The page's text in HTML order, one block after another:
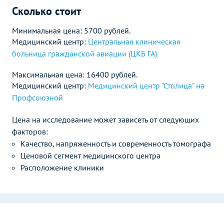
Сколько стоит
Минимальная цена: 5700 рублей.
Медицинский центр: Центральная клиническая
больница гражданской авиации (ЦКБ ГА)
Максимальная цена: 16400 рублей.
Медицинский центр: Медицинский центр "Столица" на
Профсоюзной
Цена на исследование может зависеть от следующих
факторов:
Качество, напряженность и современность томографа
Ценовой сегмент медицинского центра
Расположение клиники